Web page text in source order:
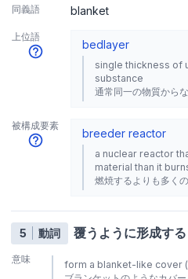
同義語 blanket
上位語
bedlayer
single thickness of
substance
通常同一の物質から
被構成要素
breeder reactor
a nuclear reactor
material than it
燃焼するよりも多く
5 動詞 覆うように形成する
意味
form a blanket-like cover